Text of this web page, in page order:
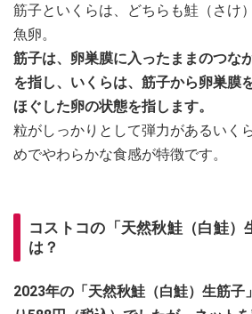
筋子といくらは、どちらも鮭（さけ
魚卵。
筋子は、卵巣膜に入ったままのつな
を指し、いくらは、筋子から卵巣膜
ほぐした卵の状態を指します。
粒がしっかりとして弾力があるいく
めでやわらかな食感が特徴です。
コストコの「天然秋鮭（白鮭）
は？
2023年の「天然秋鮭（白鮭）生筋子